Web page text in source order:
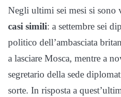
Negli ultimi sei mesi si sono
casi simili: a settembre sei
politico dell’ambasciata
a lasciare Mosca, mentre a
segretario della sede
sorte. In risposta a